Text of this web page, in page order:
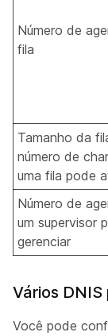
Número de
fila
Tamanho da
número de
uma fila pode
Número de
um supervisor
gerenciar
Vários
Você pode